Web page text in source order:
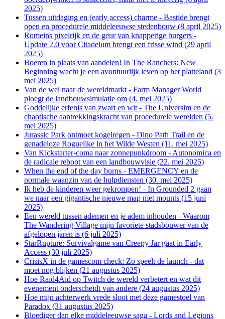
2025)
Tussen uitdaging en (early access) charme - Bastide brengt
open en procedurele middeleeuwse stedenbouw (8 april 2025)
Romeins pixelrijk en de geur van knapperige burgers -
Update 2.0 voor Citadelum brengt een frisse wind (29 april
2025)
Boeren in plaats van aandelen! In The Ranchers: New
Beginning wacht je een avontuurlijk leven op het platteland (3
mei 2025)
Van de wei naar de wereldmarkt - Farm Manager World
ploegt de landbouwsimulatie om (4. mei 2025)
Goddelijke erfenis van zwart en wit - The Universim en de
chaotische aantrekkingskracht van procedurele werelden (5.
mei 2025)
Jurassic Park ontmoet kogelregen - Dino Path Trail en de
genadeloze Roguelike in het Wilde Westen (11. mei 2025)
Van Kickstarter-coma naar zonnepunkdroom - Autonomica en
de radicale reboot van een landbouwvisie (22. mei 2025)
When the end of the day burns - EMERGENCY en de
normale waanzin van de hulpdiensten (30. mei 2025)
Ik heb de kinderen weer gekrompen! - In Grounded 2 gaan
we naar een gigantische nieuwe map met mounts (15 juni
2025)
Een wereld tussen ademen en je adem inhouden - Waarom
The Wandering Village mijn favoriete stadsbouwer van de
afgelopen jaren is (6 juli 2025)
StarRupture: Survivalgame van Creepy Jar gaat in Early
Access (30 juli 2025)
CrisisX in de gamescom check: Zo speelt de launch - dat
moet nog blijken (21 augustus 2025)
Hoe Raid4Aid op Twitch de wereld verbetert en wat dit
evenement onderscheidt van andere (24 augustus 2025)
Hoe mijn achterwerk vrede sloot met deze gamestoel van
Paradox (31 augustus 2025)
Bloediger dan elke middeleeuwse saga - Lords and Legions